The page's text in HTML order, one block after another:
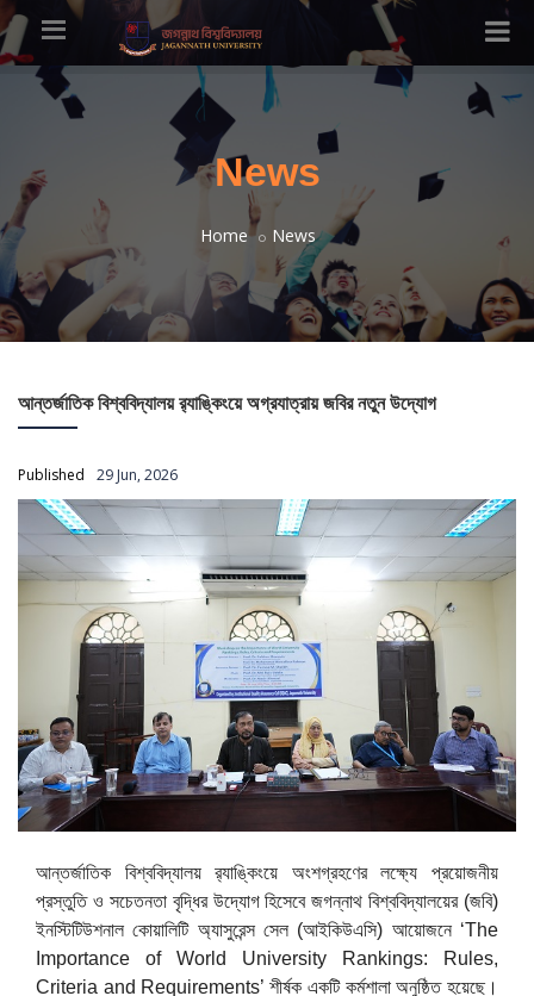
News
Home News
আন্তর্জাতিক বিশ্ববিদ্যালয় র‍্যাঙ্কিংয়ে অগ্রযাত্রায় জবির নতুন উদ্যোগ
Published 29 Jun, 2026
আন্তর্জাতিক বিশ্ববিদ্যালয়র‍্যাঙ্কিংয়ে
অংশগ্রহণের লক্ষ্যে প্রয়োজনীয়
প্রস্তুতি ও সচেতনতা বৃদ্ধির উদ্যোগ হিসেবে জগন্নাথ বিশ্ববিদ্যালয়ের (জবি)
ইনস্টিটিউশনাল কোয়ালিটি অ্যাসুরেন্স সেল (আইকিউএসি) আয়োজনে ‘The
Importance of World University Rankings: Rules,
Criteria and Requirements’ শীর্ষক একটি কর্মশালা অনুষ্ঠিত হয়েছে।